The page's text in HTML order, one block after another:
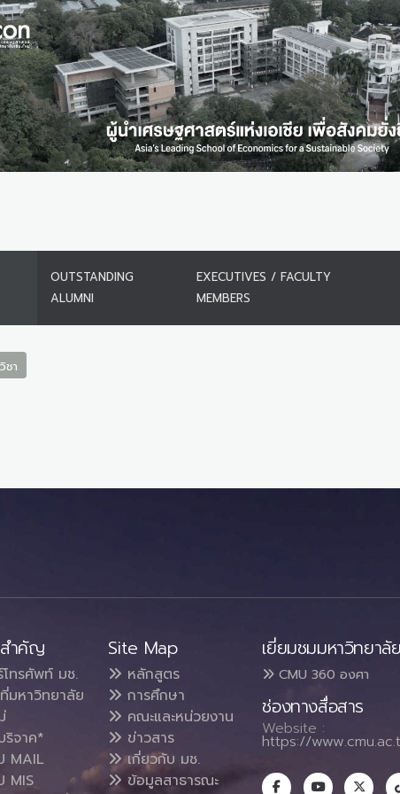
OUTSTANDING
ALUMNI
EXECUTIVES / FACULTY
MEMBERS
ชา
ำคัญ
โทรศัพท์ มช.
มหาวิทยาลัย
ริจาค*
MAIL
MIS
Site Map
หลักสูตร
การศึกษา
คณะและหน่วยงาน
ข่าวสาร
เกี่ยวกับ มช.
ข้อมูลสาธารณะ
เยี่ยมชมมหาวิทยาลั
CMU 360 องศา
ช่องทางสื่อสาร
Website :
https://